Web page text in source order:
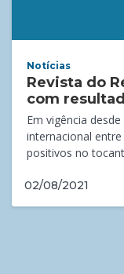
Notícias
Revista do
com
Em vigência
internacional
positivos no
02/08/2021